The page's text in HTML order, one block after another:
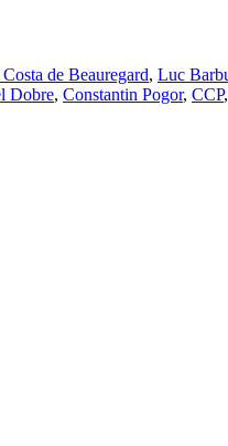
de Beauregard, Luc
Dobre, Constantin Pogor, CCP,